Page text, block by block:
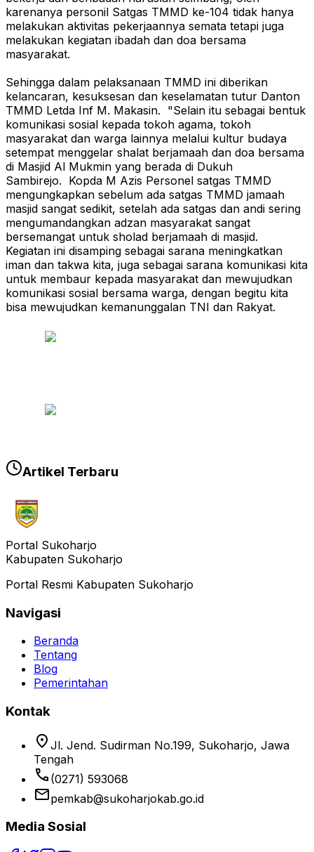
karenanya personil Satgas TMMD ke-104 tidak hanya
melakukan aktivitas pekerjaannya semata tetapi juga
melakukan kegiatan ibadah dan doa bersama
masyarakat.
Sehingga dalam pelaksanaan TMMD ini diberikan
kelancaran, kesuksesan dan keselamatan tutur Danton
TMMD Letda Inf M. Makasin. "Selain itu sebagai bentuk
komunikasi sosial kepada tokoh agama, tokoh
masyarakat dan warga lainnya melalui kultur budaya
setempat menggelar shalat berjamaah dan doa bersama
di Masjid Al Mukmin yang berada di Dukuh
Sambirejo. Kopda M Azis Personel satgas TMMD
mengungkapkan sebelum ada satgas TMMD jamaah
masjid sangat sedikit, setelah ada satgas dan andi sering
mengumandangkan adzan masyarakat sangat
bersemangat untuk sholad berjamaah di masjid.
Kegiatan ini disamping sebagai sarana meningkatkan
iman dan takwa kita, juga sebagai sarana komunikasi kita
untuk membaur kepada masyarakat dan mewujudkan
komunikasi sosial bersama warga, dengan begitu kita
bisa mewujudkan kemanunggalan TNI dan Rakyat.
Artikel Terbaru
Portal Sukoharjo
Kabupaten Sukoharjo
Portal Resmi Kabupaten Sukoharjo
Navigasi
Beranda
Tentang
Blog
Pemerintahan
Kontak
location_on Jl. Jend. Sudirman No.199, Sukoharjo, Jawa
Tengah
phone (0271) 593068
emailpemkab@sukoharjokab.go.id
Media Sosial